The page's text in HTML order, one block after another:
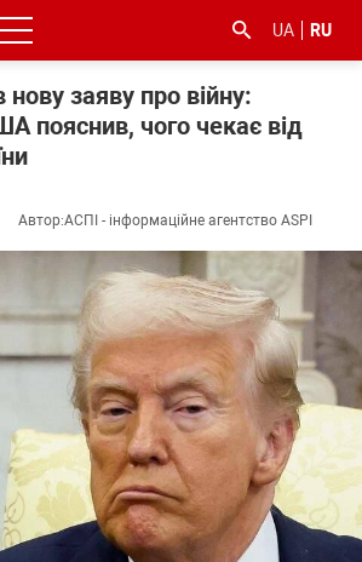
UA RU
заяву про війну:
пояснив, чого чекає від
Автор:АСПІ - інформаційне агентство ASPI
#Киев #коронавірус